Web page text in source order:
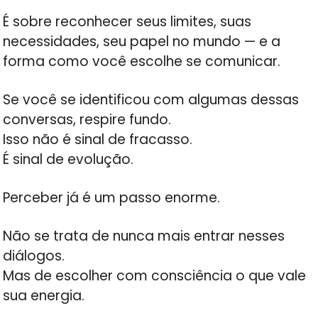
É sobre reconhecer seus limites, suas
necessidades, seu papel no mundo — e a
forma como você escolhe se comunicar.
Se você se identificou com algumas dessas
conversas, respire fundo.
Isso não é sinal de fracasso.
É sinal de evolução.
Perceber já é um passo enorme.
Não se trata de nunca mais entrar nesses
diálogos.
Mas de escolher com consciência o que vale
sua energia.